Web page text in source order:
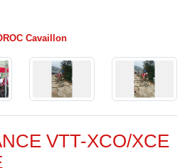
Cavaillon
VTT-XCO/XCE